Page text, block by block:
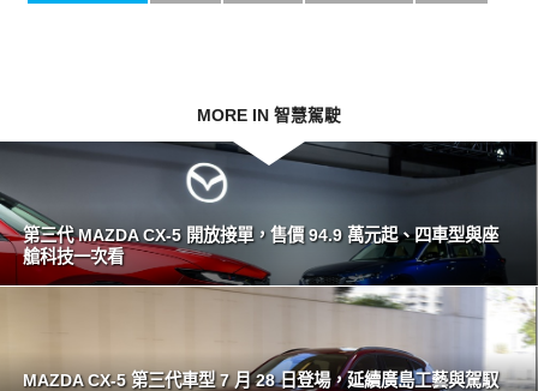
MORE IN 智慧駕駛
第三代 MAZDA CX-5 開放接單，售價 94.9 萬元起、四車型與座
艙科技一次看
MAZDA CX-5 第三代車型 7 月 28 日登場，延續廣島工藝與駕馭